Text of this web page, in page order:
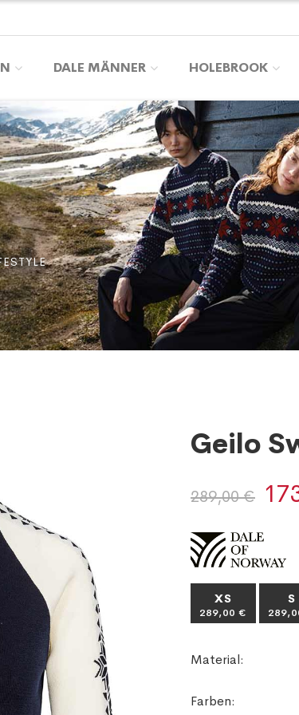
DALE MÄNNER HOLEBROOK
Geilo
289,00 €
XS
289,00 €
S
Material:
Farben: